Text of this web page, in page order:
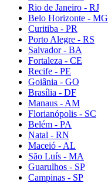
Rio de Janeiro - RJ
Belo Horizonte - MG
Curitiba - PR
Porto Alegre - RS
Salvador - BA
Fortaleza - CE
Recife - PE
Goiânia - GO
Brasília - DF
Manaus - AM
Florianópolis - SC
Belém - PA
Natal - RN
Maceió - AL
São Luís - MA
Guarulhos - SP
Campinas - SP